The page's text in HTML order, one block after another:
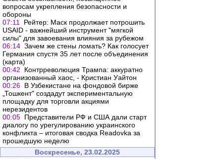
вопросам укрепления безопасности и
обороны
07:11
Рейтер: Маск продолжает потрошить
USAID - важнейший инструмент "мягкой
силы" для завоевания влияния за рубежом
06:14 Зачем же стены ломать? Как голосует
Германия спустя 35 лет после объединения
(карта)
00:42
Контрреволюция Трампа: аккуратно
организованный хаос, - Кристиан Уайтон
00:26 В Узбекистане на фондовой бирже
„Тошкент" создадут экспериментальную
площадку для торговли акциями
нерезидентов
00:05 Представители РФ и США дали старт
диалогу по урегулированию украинского
конфликта – итоговая сводка Readovka за
прошедшую неделю
Воскресенье, 23.02.2025